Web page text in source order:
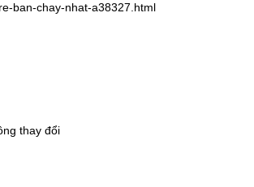
ban-chay-nhat-a38327.html
thay đổi